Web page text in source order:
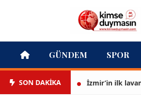
GÜNDEM SPOR
SON DAKİKA İzmir’in ilk lavanta